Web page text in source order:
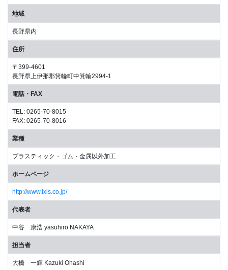
地域
長野県内
住所
〒399-4601
長野県上伊那郡箕輪町中箕輪2994-1
電話・FAX
TEL: 0265-70-8015
FAX: 0265-70-8016
業種
プラスティック・ゴム・金属以外加工
ホームページ
http://www.ixis.co.jp/
代表者
中谷 康浩 yasuhiro NAKAYA
担当者
大橋 一輝 Kazuki Ohashi